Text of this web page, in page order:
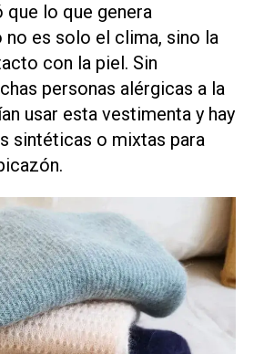
que lo que genera
no es solo el clima, sino la
con la piel. Sin
personas alérgicas a la
usar esta vestimenta y hay
sintéticas o mixtas para